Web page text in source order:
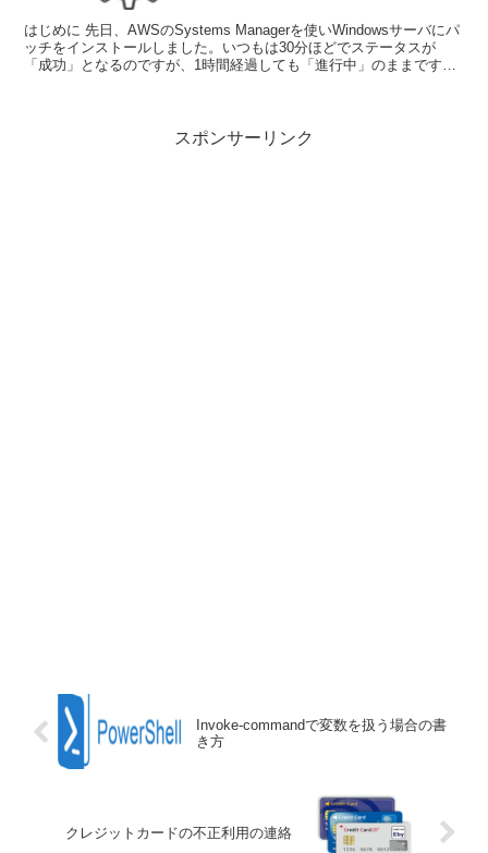
はじめに 先日、AWSのSystems Managerを使いWindowsサーバにパ
ッチをインストールしました。いつもは30分ほどでステータスが
「成功」となるのですが、1時間経過しても「進行中」のままです。
スポンサーリンク
Invoke-commandで変数を扱う場合の書
き方
クレジットカードの不正利用の連絡